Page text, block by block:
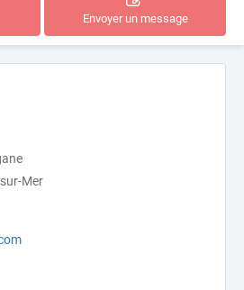
Envoyer un message
Mer